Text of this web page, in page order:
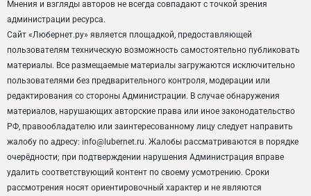
Мнения и взгляды авторов не всегда совпадают с точкой зрения
администрации ресурса.
Сайт «Любернет.ру» является площадкой, предоставляющей
пользователям техническую возможность самостоятельно публиковать
материалы. Все размещаемые материалы загружаются исключительно
пользователями без предварительного контроля, модерации или
редактирования со стороны Администрации. В случае обнаружения
материалов, нарушающих авторские права или иное законодательство
РФ, правообладателю или заинтересованному лицу следует направить
жалобу по адресу: info@lubernet.ru. Жалобы рассматриваются в порядке
очерёдности; при подтверждении нарушения Администрация вправе
удалить соответствующий контент по своему усмотрению. Сроки
рассмотрения носят ориентировочный характер и не являются